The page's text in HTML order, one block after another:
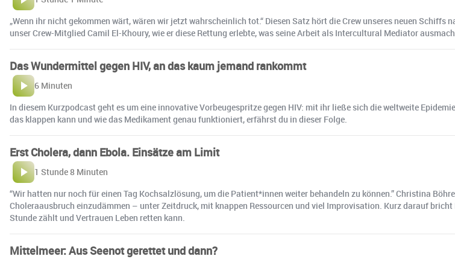
„Wenn ihr nicht gekommen wärt, wären wir jetzt wahrscheinlich tot.“ Diesen Satz hört die Crew unseres neuen
unser Crew-Mitglied Camil El-Khoury, wie er diese Rettung erlebte, was seine Arbeit als Intercultural Mediator
Das Wundermittel gegen HIV, an das kaum jemand rankommt
6 Minuten
In diesem Kurzpodcast geht es um eine innovative Vorbeugespritze gegen HIV: mit ihr ließe sich die weltweite
das klappen kann und wie das Medikament genau funktioniert, erfährst du in dieser Folge.
Erst Cholera, dann Ebola. Einsätze am Limit
1 Stunde 8 Minuten
“Wir hatten nur noch für einen Tag Kochsalzlösung, um die Patient*innen weiter behandeln zu können.” Christina
Choleraausbruch einzudämmen – unter Zeitdruck, mit knappen Ressourcen und viel Improvisation. Kurz darauf
Stunde zählt und Vertrauen Leben retten kann.
Mittelmeer: Aus Seenot gerettet und dann?